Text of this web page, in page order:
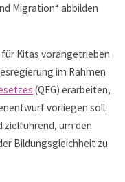
Migration“ abbilden
für Kitas vorangetrieben
im Rahmen
(QEG) erarbeiten,
vorliegen soll.
zielführend, um den
Bildungsgleichheit zu